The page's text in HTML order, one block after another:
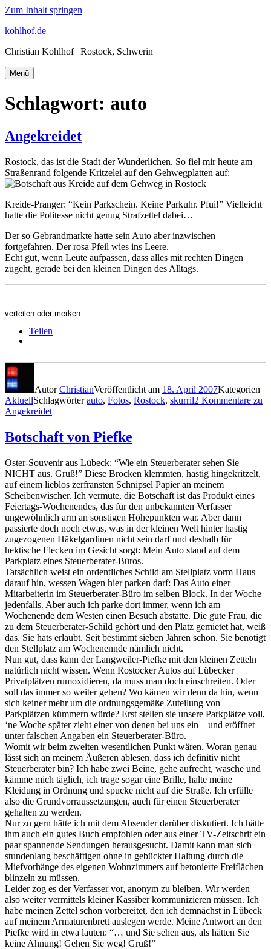
Zum Inhalt springen
kohlhof.de
Christian Kohlhof | Rostock, Schwerin
Menü
Schlagwort: auto
Angekreidet
Rostock, das ist die Stadt der Wunderlichen. So fiel mir heute am
Straßenrand folgende Kritzelei auf den Gehwegplatten auf:
Kreide-Pranger: “Kein Parkschein. Keine Parkuhr. Pfui!” Vielleicht
hatte die Politesse nicht genug Strafzettel dabei…
Der so Gebrandmarkte hatte sein Auto aber inzwischen
fortgefahren. Der rosa Pfeil wies ins Leere.
Echt gut, wenn Leute aufpassen, dass alles mit rechten Dingen
zugeht, gerade bei den kleinen Dingen des Alltags.
verteilen oder merken
Teilen
AutorChristianVeröffentlicht am 18. April 2007Kategorien
AktuellSchlagwörterauto, Fotos, Rostock, skurril2 Kommentare zu
Angekreidet
Botschaft von Piefke
Oster-Souvenir aus Lübeck: “Wie ein Steuerberater sehen Sie
NICHT aus. Gruß!” Diese Brocken klemmten, hastig hingekritzelt,
auf einem lieblos zerfransten Schnipsel Papier an meinem
Scheibenwischer. Ich vermute, die Botschaft ist das Produkt eines
Feiertags-Wochenendes, das für den unbekannten Verfasser
ungewöhnlich arm an sonstigen Höhepunkten war. Aber dann
passierte doch noch etwas, was in der kleinen Welt hinter hastig
zugezogenen Häkelgardinen nicht sein darf und deshalb für
hektische Flecken im Gesicht sorgt: Mein Auto stand auf dem
Parkplatz eines Steuerberater-Büros.
Tatsächlich weist ein ordentliches Schild am Stellplatz vorm Haus
darauf hin, wessen Wagen hier parken darf: Das Auto einer
Mitarbeiterin im Steuerberater-Büro im selben Block. In der Woche
jedenfalls. Aber auch ich parke dort immer, wenn ich am
Wochenende dem Westen einen Besuch abstatte. Die gute Frau, die
zu dem Steuerberater-Schild gehört und den Platz gemietet hat, weiß
das. Sie hats erlaubt. Seit bestimmt sieben Jahren schon. Sie benötigt
den Stellplatz am Wochenennde nämlich nicht.
Nun gut, dass kann der Langweiler-Piefke mit den kleinen Zetteln
natürlich nicht wissen. Wenn Rostocker Autos auf Lübecker
Privatplätzen rumoxidieren, da muss man doch einschreiten. Oder
soll das immer so weiter gehen? Wo kämen wir denn da hin, wenn
sich keiner mehr um die ordnungsgemäße Zuteilung von
Parkplätzen kümmern würde? Erst stellen sie unsere Parkplätze voll,
‘ne Woche später zieht einer von denen bei uns ein – und eröffnet
unter falschen Angaben ein Steuerberater-Büro.
Womit wir beim zweiten wesentlichen Punkt wären. Woran genau
lässt sich an meinem Äußeren ablesen, dass ich definitiv nicht
Steuerberater bin? Ich habe zwei Beine, gehe aufrecht, wasche und
kämme mich täglich, ich trage sogar eine Brille, halte meine
Kleidung in Ordnung und spucke nicht auf die Straße. Ich erfülle
also die Grundvorraussetzungen, auch für einen Steuerberater
gehalten zu werden.
Nur zu gern hätte ich mit dem Absender darüber diskutiert. Ich hätte
ihm auch ein gutes Buch empfohlen oder aus einer TV-Zeitschrit ein
paar spannende Sendungen herausgesucht. Damit kann man sich
stundenlang beschäftigen ohne in gebückter Haltung durch die
Miefvorhänge des eigenen Wohnzimmers auf betonierte Freiflächen
blinzeln zu müssen.
Leider zog es der Verfasser vor, anonym zu bleiben. Wir werden
also weiter vermittels kleiner Kassiber kommunizieren müssen. Ich
habe meinen Zettel schon vorbereitet, den ich demnächst in Lübeck
auf meinem Armaturenbrett auslegen werde. Meine Antwort an den
Piefke wird in etwa lauten: “… und Sie sehen aus, als hätten Sie
keine Ahnung! Gehen Sie weg! Gruß!”